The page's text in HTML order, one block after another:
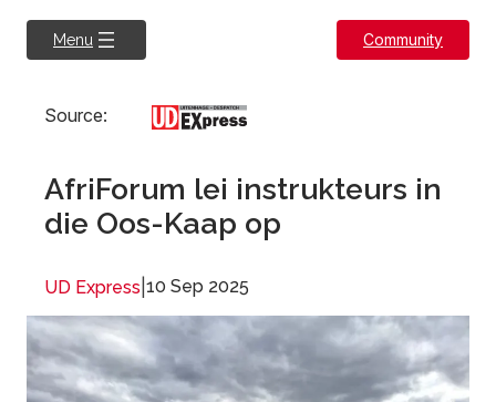
Menu Community
Source:
AfriForum lei instrukteurs in
die Oos-Kaap op
UD Express 10 Sep 2025